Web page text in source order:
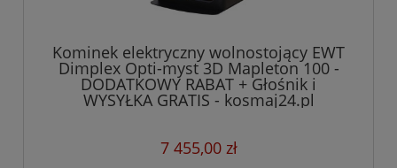
Kominek elektryczny wolnostojący EWT
Dimplex Opti-myst 3D Mapleton 100 -
DODATKOWY RABAT + Głośnik i
WYSYŁKA GRATIS - kosmaj24.pl
7 455,00 zł